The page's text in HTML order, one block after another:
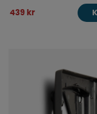
439 kr